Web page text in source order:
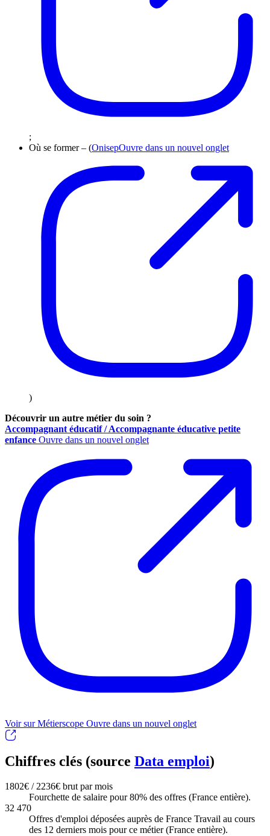
;
Où se former – (OnisepOuvre dans un nouvel onglet
)
Découvrir un autre métier du soin ?
Accompagnant éducatif / Accompagnante éducative petite
enfance Ouvre dans un nouvel onglet
Voir sur Métierscope Ouvre dans un nouvel onglet
Chiffres clés (source Data emploi)
1802€ / 2236€ brut par mois
Fourchette de salaire pour 80% des offres (France entière).
32 470
Offres d'emploi déposées auprès de France Travail au cours
des 12 derniers mois pour ce métier (France entière).